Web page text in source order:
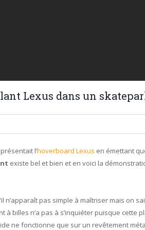
Lexus dans un
l’hoverboard Lexus en émettant
existe bel et bien et en voici la
n’apparaît pas simple à maîtriser mais on
à billes n’a pas à s’inquiéter puisque cette
ne fonctionne que sur un revêtement